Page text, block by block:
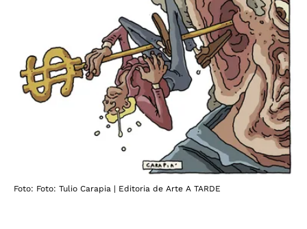
Foto: Foto: Tulio Carapia | Editoria de Arte A TARDE